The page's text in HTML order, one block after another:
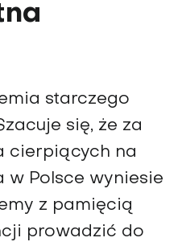
starczego
się, że za
cierpiących na
w Polsce wyniesie
z pamięcią
prowadzić do